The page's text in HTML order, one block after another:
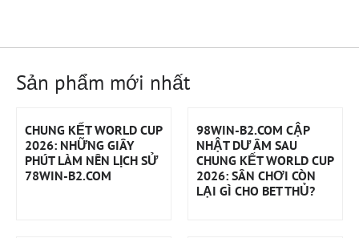
Sản phẩm mới nhất
CHUNG KẾT WORLD CUP
2026: NHỮNG GIÂY
PHÚT LÀM NÊN LỊCH SỬ
78WIN-B2.COM
98WIN-B2.COM CẬP
NHẬT DƯ ÂM SAU
CHUNG KẾT WORLD CUP
2026: SÂN CHƠI CÒN
LẠI GÌ CHO BET THỦ?